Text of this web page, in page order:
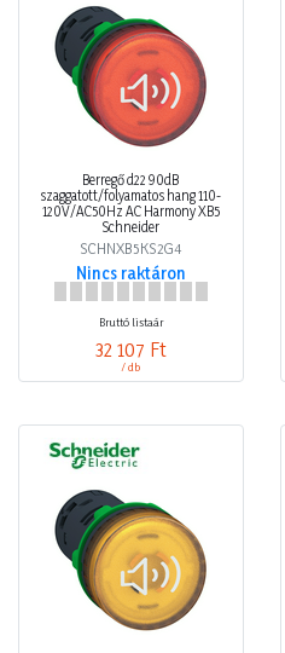
Berregő d22 90dB
szaggatott/folyamatos hang 110-
120V/AC50Hz AC Harmony XB5
Schneider
SCHNXB5KS2G4
Nincs raktáron
Bruttó listaár
32 107 Ft
/ db